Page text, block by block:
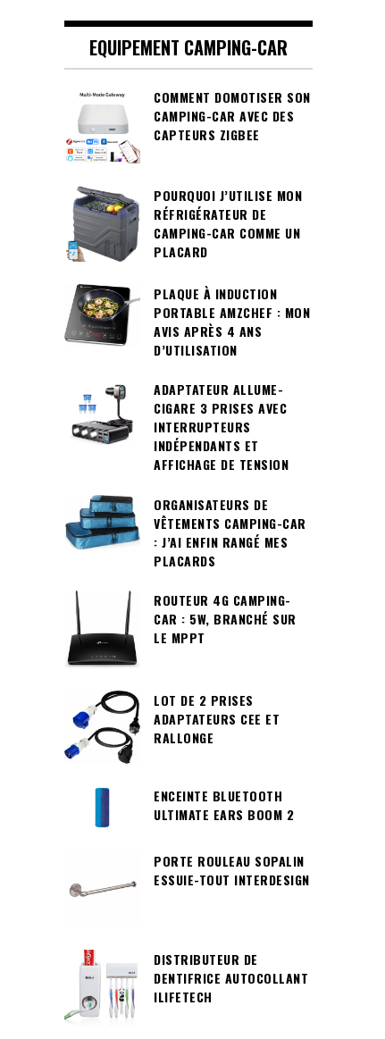
EQUIPEMENT CAMPING-CAR
COMMENT DOMOTISER SON
CAMPING-CAR AVEC DES
CAPTEURS ZIGBEE
POURQUOI J’UTILISE MON
RÉFRIGÉRATEUR DE
CAMPING-CAR COMME UN
PLACARD
PLAQUE À INDUCTION
PORTABLE AMZCHEF : MON
AVIS APRÈS 4 ANS
D’UTILISATION
ADAPTATEUR ALLUME-
CIGARE 3 PRISES AVEC
INTERRUPTEURS
INDÉPENDANTS ET
AFFICHAGE DE TENSION
ORGANISATEURS DE
VÊTEMENTS CAMPING-CAR
: J’AI ENFIN RANGÉ MES
PLACARDS
ROUTEUR 4G CAMPING-
CAR : 5W, BRANCHÉ SUR
LE MPPT
LOT DE 2 PRISES
ADAPTATEURS CEE ET
RALLONGE
ENCEINTE BLUETOOTH
ULTIMATE EARS BOOM 2
PORTE ROULEAU SOPALIN
ESSUIE-TOUT INTERDESIGN
DISTRIBUTEUR DE
DENTIFRICE AUTOCOLLANT
ILIFETECH